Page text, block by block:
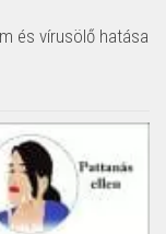
és vírusölő hatása